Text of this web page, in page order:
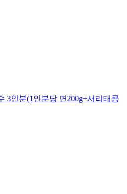
3인분(1인분당 면200g+서리태콩